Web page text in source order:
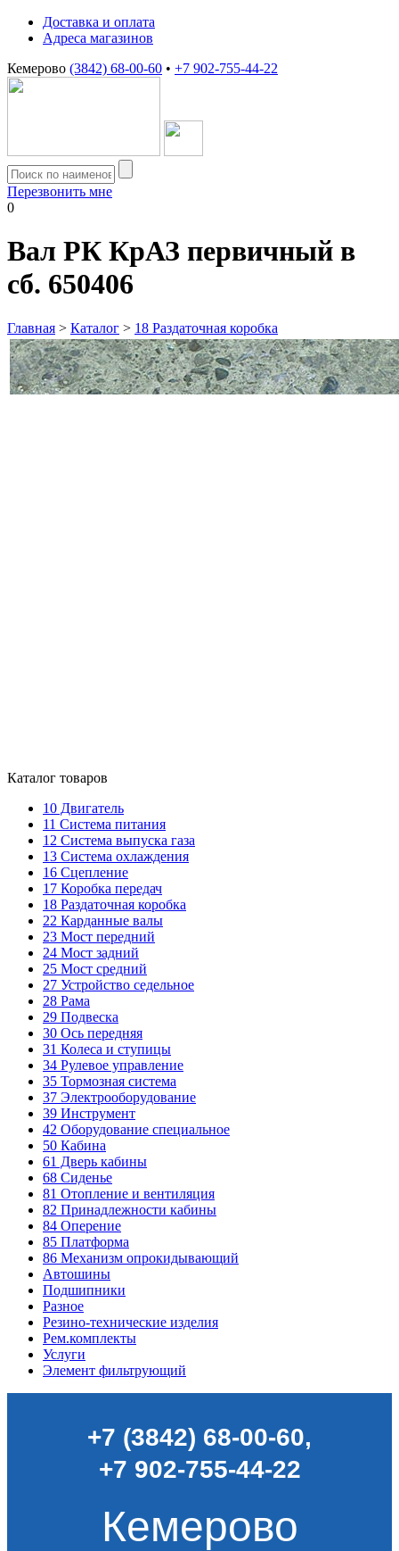
Доставка и оплата
Адреса магазинов
Кемерово (3842) 68-00-60 • +7 902-755-44-22
Перезвонить мне
0
Вал РК КрАЗ первичный в
сб. 650406
Главная > Каталог > 18 Раздаточная коробка
Каталог товаров
10 Двигатель
11 Система питания
12 Система выпуска газа
13 Система охлаждения
16 Сцепление
17 Коробка передач
18 Раздаточная коробка
22 Карданные валы
23 Мост передний
24 Мост задний
25 Мост средний
27 Устройство седельное
28 Рама
29 Подвеска
30 Ось передняя
31 Колеса и ступицы
34 Рулевое управление
35 Тормозная система
37 Электрооборудование
39 Инструмент
42 Оборудование специальное
50 Кабина
61 Дверь кабины
68 Сиденье
81 Отопление и вентиляция
82 Принадлежности кабины
84 Оперение
85 Платформа
86 Механизм опрокидывающий
Автошины
Подшипники
Разное
Резино-технические изделия
Рем.комплекты
Услуги
Элемент фильтрующий
+7 (3842) 68-00-60,
+7 902-755-44-22
Кемерово